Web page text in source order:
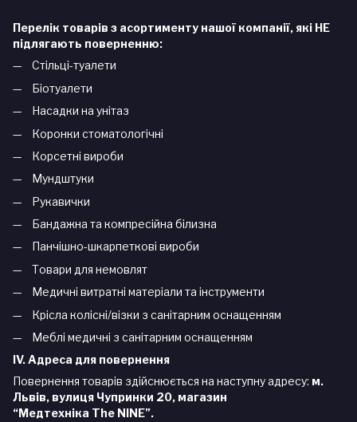
Перелік товарів з асортименту нашої компанії, які НЕ
підлягають поверненню:
Стільці-туалети
Біотуалети
Насадки на унітаз
Коронки стоматологічні
Корсетні вироби
Мундштуки
Рукавички
Бандажна та компресійна білизна
Панчішно-шкарпеткові вироби
Товари для немовлят
Медичні витратні матеріали та інструменти
Крісла колісні/візки з санітарним оснащенням
Меблі медичні з санітарним оснащенням
IV. Адреса для повернення
Повернення товарів здійснюється на наступну адресу: м.
Львів, вулиця Чупринки 20, магазин
“Медтехніка The NINE”.